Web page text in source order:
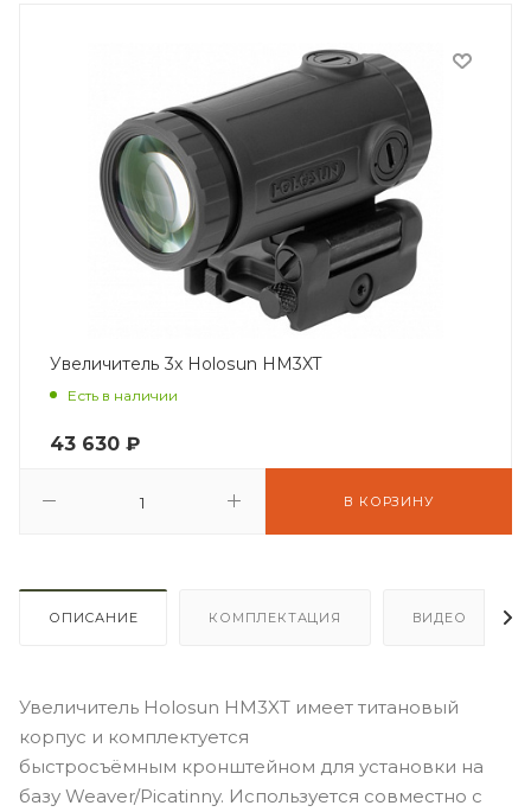
Увеличитель 3x Holosun HM3XT
Есть в наличии
43 630 ₽
В КОРЗИНУ
ОПИСАНИЕ КОМПЛЕКТАЦИЯ ВИДЕО
Увеличитель Holosun HM3XT имеет титановый
корпус и комплектуется
быстросъёмным кронштейном для установки на
базу Weaver/Piсatinny. Используется совместно с